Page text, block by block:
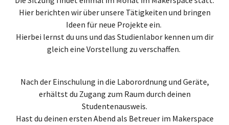
Hier berichten wir über unsere Tätigkeiten und bringen
Ideen für neue Projekte ein.
Hierbei lernst du uns und das Studienlabor kennen um dir
gleich eine Vorstellung zu verschaffen.
Nach der Einschulung in die Laborordnung und Geräte,
erhältst du Zugang zum Raum durch deinen
Studentenausweis.
Hast du deinen ersten Abend als Betreuer im Makerspace